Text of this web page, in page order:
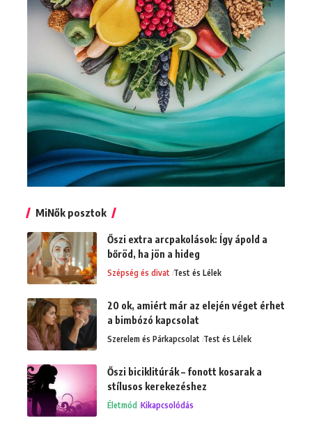
MiNők posztok
Őszi extra arcpakolások: Így ápold a
bőröd, ha jön a hideg
Szépség és divat Test és Lélek
20 ok, amiért már az elején véget érhet
a bimbózó kapcsolat
Szerelem és Párkapcsolat Test és Lélek
Őszi biciklitúrák – fonott kosarak a
stílusos kerekezéshez
Életmód Kikapcsolódás